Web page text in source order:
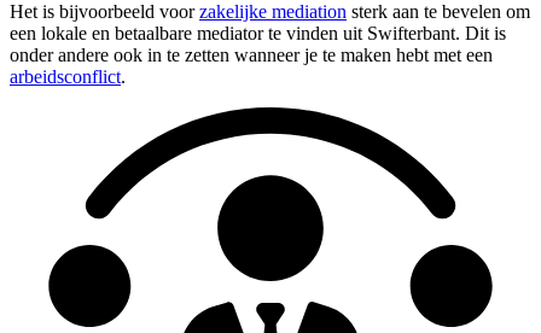
Het is bijvoorbeeld voorzakelijke mediation sterk aan te bevelen om
een lokale en betaalbare mediator te vinden uit Swifterbant. Dit is
onder andere ook in te zetten wanneer je te maken hebt met een
arbeidsconflict.